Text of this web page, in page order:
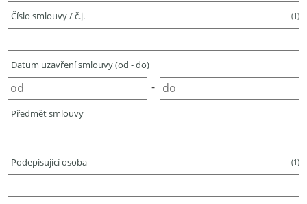
Číslo smlouvy / č.j. (1)
Datum uzavření smlouvy (od - do)
-
Předmět smlouvy
Podepisující osoba (1)